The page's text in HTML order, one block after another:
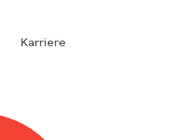
Karriere